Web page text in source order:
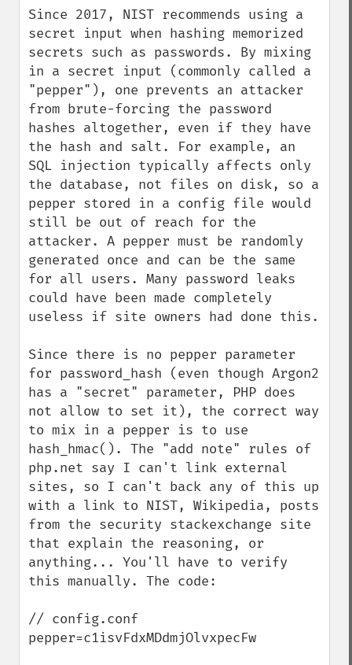
Since 2017, NIST recommends using a
secret input when hashing memorized
secrets such as passwords. By mixing
in a secret input (commonly called a
"pepper"), one prevents an attacker
from brute-forcing the password
hashes altogether, even if they have
the hash and salt. For example, an
SQL injection typically affects only
the database, not files on disk, so a
pepper stored in a config file would
still be out of reach for the
attacker. A pepper must be randomly
generated once and can be the same
for all users. Many password leaks
could have been made completely
useless if site owners had done this.
Since there is no pepper parameter
for password_hash (even though Argon2
has a "secret" parameter, PHP does
not allow to set it), the correct way
to mix in a pepper is to use
hash_hmac(). The "add note" rules of
php.net say I can't link external
sites, so I can't back any of this up
with a link to NIST, Wikipedia, posts
from the security stackexchange site
that explain the reasoning, or
anything... You'll have to verify
this manually. The code:
// config.conf
pepper=c1isvFdxMDdmjOlvxpecFw